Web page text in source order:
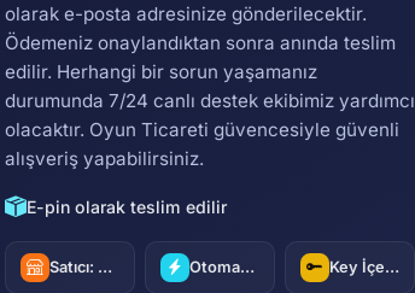
olarak e-posta adresinize gönderilecektir.
Ödemeniz onaylandıktan sonra anında teslim
edilir. Herhangi bir sorun yaşamanız
durumunda 7/24 canlı destek ekibimiz yardımcı
olacaktır. Oyun Ticareti güvencesiyle güvenli
alışveriş yapabilirsiniz.
E-pin olarak teslim edilir
Satıcı:
oyuncu42 Otomatik Teslimat Key İçerir